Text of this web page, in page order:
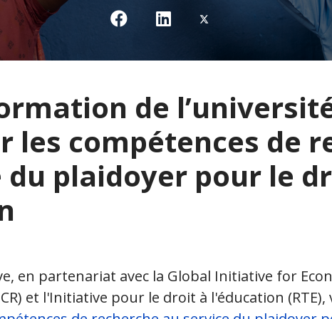
de
les compétences de
du plaidoyer pour le
en partenariat avec la Global Initiative for
et l'Initiative pour le droit à l'éducation